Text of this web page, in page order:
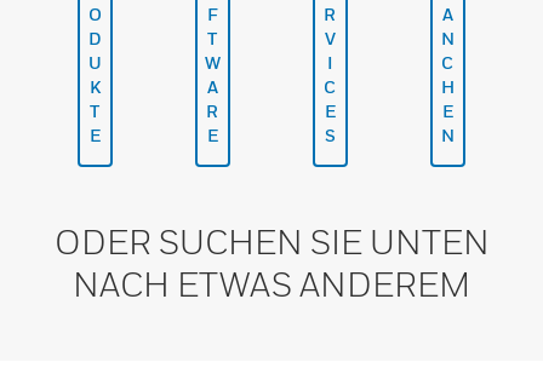
O
D
U
K
T
E
F
T
W
A
R
E
R
V
I
C
E
S
A
N
C
H
E
N
ODER SUCHEN SIE UNTEN
NACH ETWAS ANDEREM